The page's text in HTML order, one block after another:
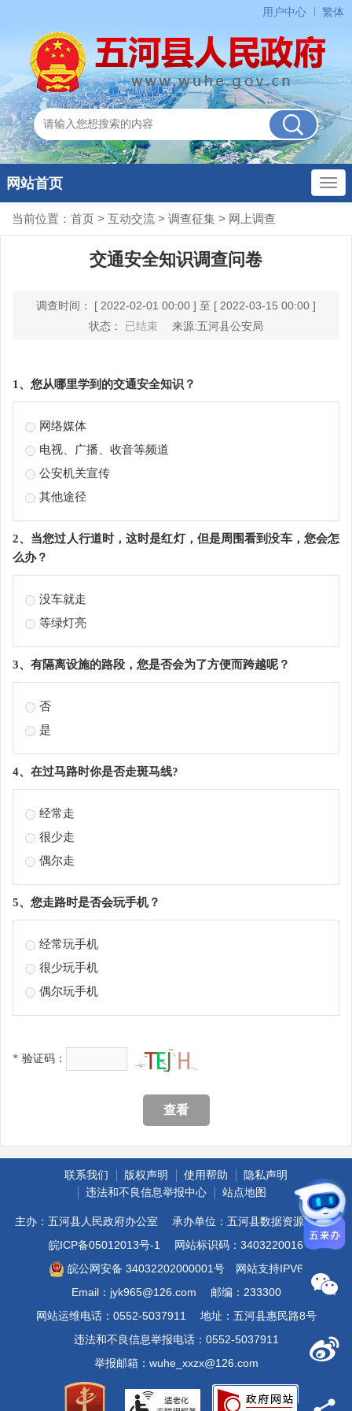
用户中心 繁体
网站首页
当前位置： 首页 > 互动交流 > 调查征集 > 网上调查
交通安全知识调查问卷
调查时间： [ 2022-02-01 00:00 ] 至 [ 2022-03-15 00:00 ]
状态： 已结束 来源:五河县公安局
1、您从哪里学到的交通安全知识？
网络媒体
电视、广播、收音等频道
公安机关宣传
其他途径
2、当您过人行道时，这时是红灯，但是周围看到没车，您会怎
么办？
没车就走
等绿灯亮
3、有隔离设施的路段，您是否会为了方便而跨越呢？
否
是
4、在过马路时你是否走斑马线?
经常走
很少走
偶尔走
5、您走路时是否会玩手机？
经常玩手机
很少玩手机
偶尔玩手机
* 验证码：
查看
联系我们 版权声明 使用帮助
隐私声明
违法和不良信息举报中心
站点地图
主办：五河县人民政府办公室
承办单位：五河县数据资源管理局
皖ICP备05012013号-1
网站标识码：3403220016
皖公网安备 34032202000001号
网站支持IPV6
Email：jyk965@126.com
邮编：233300
网站运维电话：0552-5037911
地址：五河县惠民路8号
违法和不良信息举报电话：0552-5037911
举报邮箱：wuhe_xxzx@126.com